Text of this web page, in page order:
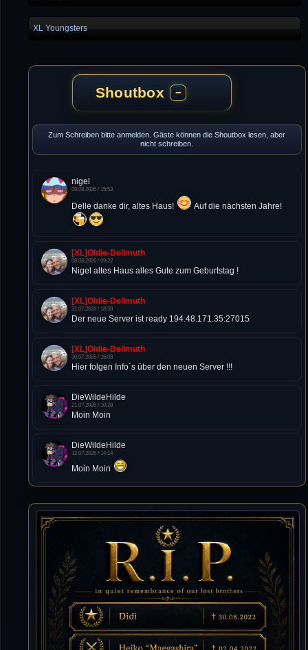
XL Youngsters
Shoutbox −
Zum Schreiben bitte anmelden. Gäste können die Shoutbox lesen, aber
nicht schreiben.
nigel
09.08.2026 / 15:53
Delle danke dir, altes Haus! Auf die nächsten Jahre!
[XL]Oldie-Dellmuth
08.08.2026 / 09:22
Nigel altes Haus alles Gute zum Geburtstag !
[XL]Oldie-Dellmuth
31.07.2026 / 18:59
Der neue Server ist ready 194.48.171.35:27015
[XL]Oldie-Dellmuth
30.07.2026 / 16:08
Hier folgen Info´s über den neuen Server !!!
DieWildeHilde
21.07.2026 / 10:28
Moin Moin
DieWildeHilde
12.07.2026 / 14:14
Moin Moin
von chickpea^^
10.07.2026 / 22:25
Letzte Aktivität:
27. Dez 2023, 22:48
DieWildeHilde
10.07.2026 / 12:48
Happy Birthday Chickpea